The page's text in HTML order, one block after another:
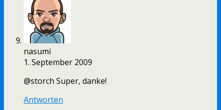
nasumi
1. September 2009
@storch Super, danke!
Antworten